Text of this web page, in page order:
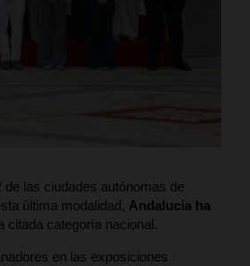
las ciudades autónomas de
última modalidad, Andalucía ha
citada categoría nacional.
en las exposiciones